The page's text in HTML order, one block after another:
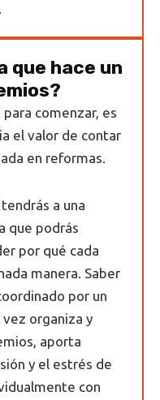
que hace un
comenzar, es
el valor de contar
en reformas.
a una
que podrás
por qué cada
manera. Saber
por un
vez organiza y
aporta
y el estrés de
con